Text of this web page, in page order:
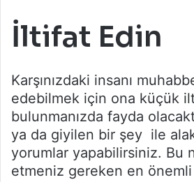
İltifat Edin
Karşınızdaki insanı
edebilmek için ona küçük
bulunmanızda fayda
ya da giyilen bir şey ile
yorumlar yapabilirsiniz. Bu
etmeniz gereken en